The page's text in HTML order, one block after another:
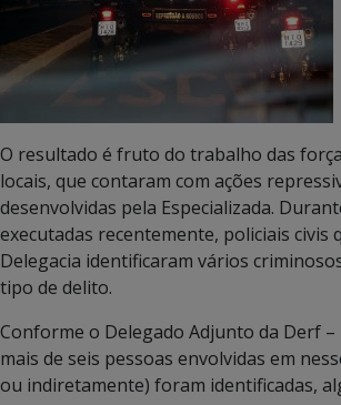
O resultado é fruto do trabalho das
locais, que contaram com ações
desenvolvidas pela Especializada.
executadas recentemente, policiais civis
Delegacia identificaram vários
tipo de delito.
Conforme o Delegado Adjunto da Derf –
mais de seis pessoas envolvidas em
ou indiretamente) foram identificadas,